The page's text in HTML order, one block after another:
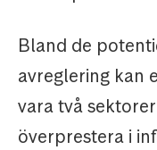
Bland de
avreglering kan
vara två
överprestera i